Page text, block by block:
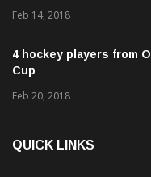
Feb 14, 2018
4 hockey players from
Cup
Feb 20, 2018
QUICK LINKS